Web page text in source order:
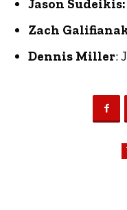
Jason Sudeikis:
Zach
Dennis Miller: